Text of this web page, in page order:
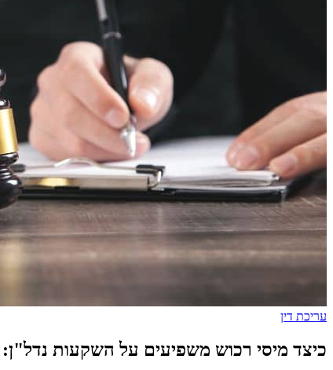
עריכת דין
כיצד מיסי רכוש משפיעים על השקעות